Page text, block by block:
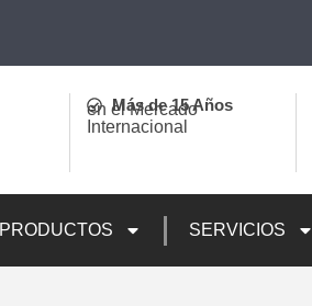
Más de 15 Años
en el Mercado
Internacional
PRODUCTOS SERVICIOS